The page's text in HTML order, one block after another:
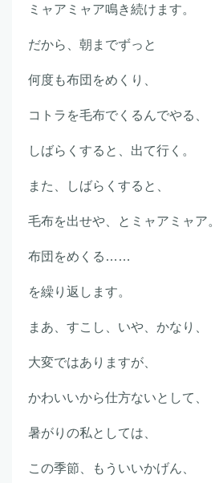
ミャアミャア鳴き続けます。
だから、朝までずっと
何度も布団をめくり、
コトラを毛布でくるんでやる、
しばらくすると、出て行く。
また、しばらくすると、
毛布を出せや、とミャアミャア。
布団をめくる……
を繰り返します。
まあ、すこし、いや、かなり、
大変ではありますが、
かわいいから仕方ないとして、
暑がりの私としては、
この季節、もういいかげん、